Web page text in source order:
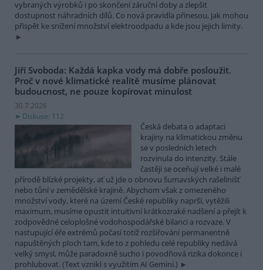
vybraných výrobků i po skončení záruční doby a zlepšit
dostupnost náhradních dílů. Co nová pravidla přinesou, jak mohou
přispět ke snížení množství elektroodpadu a kde jsou jejich limity.
Jiří Svoboda: Každá kapka vody má dobře posloužit.
Proč v nové klimatické realitě musíme plánovat
budoucnost, ne pouze kopírovat minulost
30.7.2026
Diskuse: 112
Česká debata o adaptaci
krajiny na klimatickou změnu
se v posledních letech
rozvinula do intenzity. Stále
častěji se oceňují velké i malé
přírodě blízké projekty, ať už jde o obnovu šumavských rašelinišť
nebo tůní v zemědělské krajině. Abychom však z omezeného
množství vody, které na území České republiky naprší, vytěžili
maximum, musíme opustit intuitivní krátkozraké nadšení a přejít k
zodpovědné celoplošné vodohospodářské bilanci a rozvaze. V
nastupující éře extrémů počasí totiž rozšiřování permanentně
napuštěných ploch tam, kde to z pohledu celé republiky nedává
velký smysl, může paradoxně sucho i povodňová rizika dokonce i
prohlubovat. (Text vznikl s využitím AI Gemini.)